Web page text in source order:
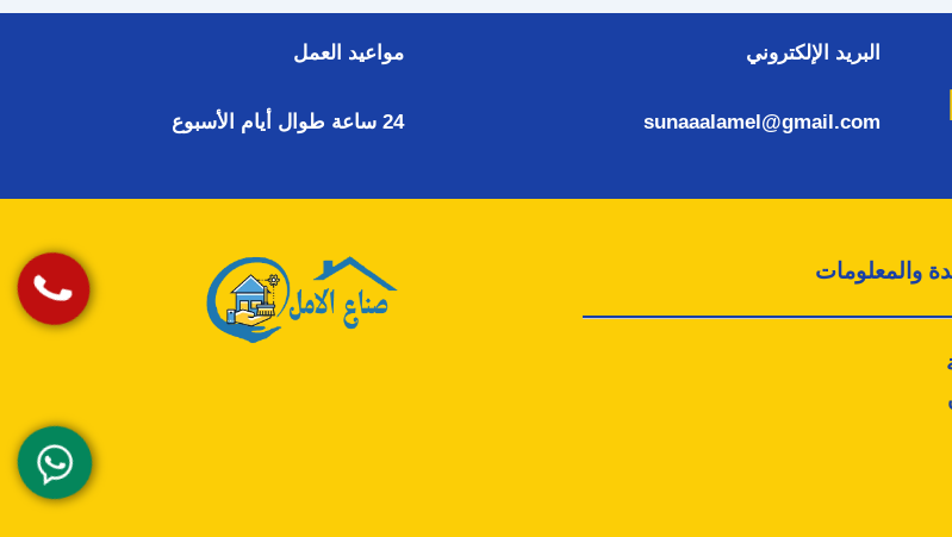
البريد الإلكتروني
sunaaalamel@gmail.com
مواعيد العمل
24 ساعة طوال أيام الأسبوع
والمعلومات